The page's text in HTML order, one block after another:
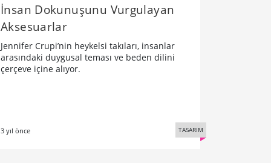
İnsan Dokunuşunu Vurgulayan
Aksesuarlar
Jennifer Crupi’nin heykelsi takıları, insanlar
arasındaki duygusal teması ve beden dilini
çerçeve içine alıyor.
3 yıl önce TASARIM